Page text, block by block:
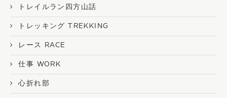
トレイルラン四方山話
トレッキング TREKKING
レース RACE
仕事 WORK
心折れ部